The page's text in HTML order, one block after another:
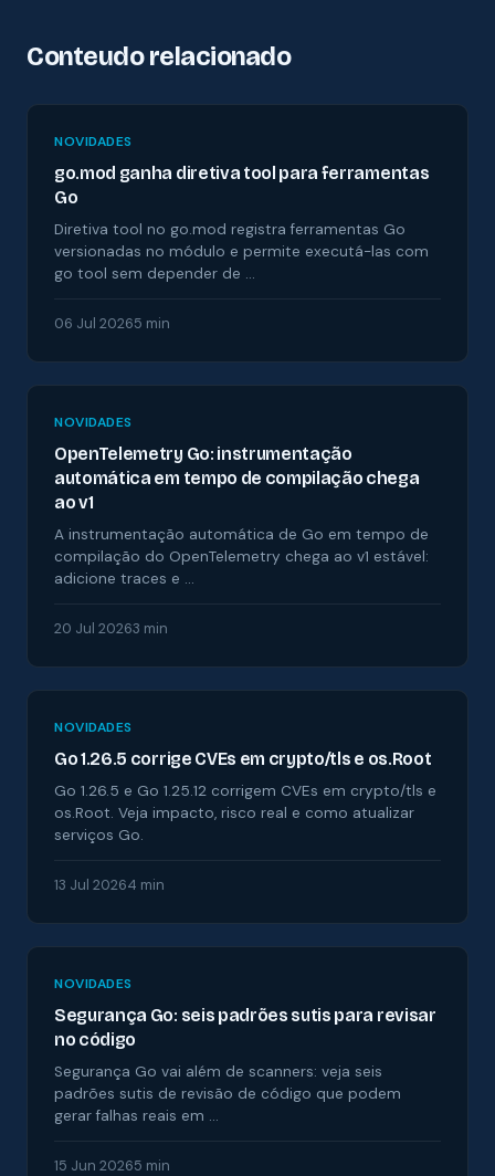
Conteudo relacionado
NOVIDADES
go.mod ganha diretiva tool para ferramentas
Go
Diretiva tool no go.mod registra ferramentas Go
versionadas no módulo e permite executá-las com
go tool sem depender de …
06 Jul 20265 min
NOVIDADES
OpenTelemetry Go: instrumentação
automática em tempo de compilação chega
ao v1
A instrumentação automática de Go em tempo de
compilação do OpenTelemetry chega ao v1 estável:
adicione traces e …
20 Jul 20263 min
NOVIDADES
Go 1.26.5 corrige CVEs em crypto/tls e os.Root
Go 1.26.5 e Go 1.25.12 corrigem CVEs em crypto/tls e
os.Root. Veja impacto, risco real e como atualizar
serviços Go.
13 Jul 20264 min
NOVIDADES
Segurança Go: seis padrões sutis para revisar
no código
Segurança Go vai além de scanners: veja seis
padrões sutis de revisão de código que podem
gerar falhas reais em …
15 Jun 20265 min